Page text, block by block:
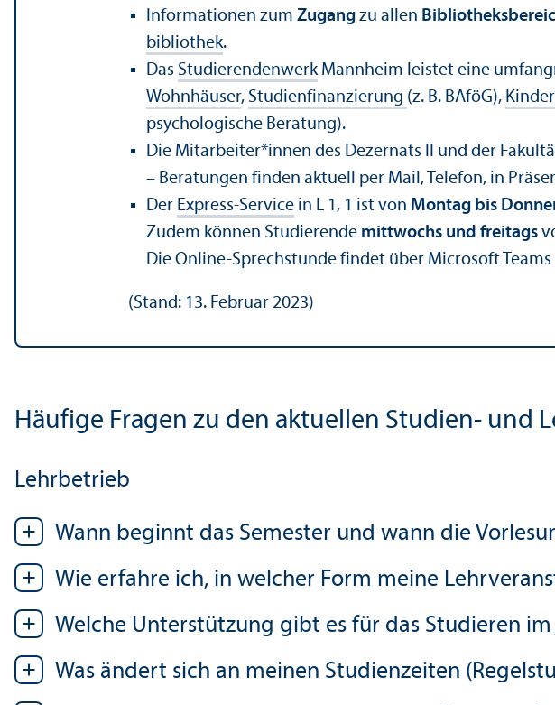
Informationen zum Zugang zu allen
bibliothek.
Das Studierenden­werkMannheim leistet eine
Wohnhäuser, Studien­finanzierung (z. B. BAföG),
psychologische Beratung).
Die Mitarbeiter*innen des Dezernats II und der
– Beratungen finden aktuell per Mail, Telefon, in
Der Express-Service in L 1, 1 ist von Montag bis
Zudem können Studierende mittwochs und freitags
Die Online-Sprechstunde findet über Microsoft
(Stand: 13. Februar 2023)
Häufige Fragen zu den aktuellen Studien- und
Lehr­betrieb
Wann beginnt das Semester und wann die
Wie erfahre ich, in welcher Form meine
Welche Unter­stützung gibt es für das Studieren im
Was ändert sich an meinen Studien­zeiten